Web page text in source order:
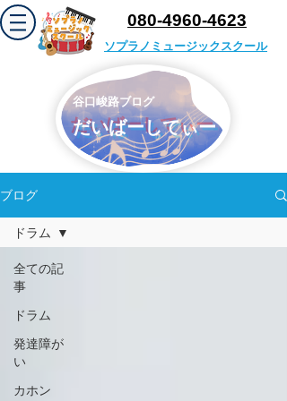
​080-4960-4623
ソプラノミュージックスクール
だいばーしてぃー
​谷口峻路ブログ
ブログ
全ての記
事
ドラム
発達障が
い
カホン
ドラム